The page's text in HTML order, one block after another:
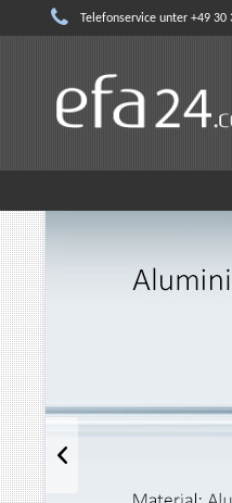
Telefonservice unter +49 30